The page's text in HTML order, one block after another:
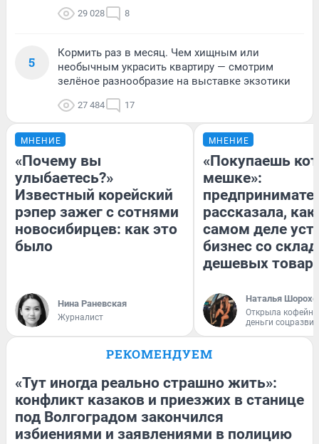
29 028 8
5
Кормить раз в месяц. Чем хищным или
необычным украсить квартиру — смотрим
зелёное разнообразие на выставке экзотики
27 484 17
МНЕНИЕ
«Почему вы
улыбаетесь?»
Известный корейский
рэпер зажег с сотнями
новосибирцев: как это
было
Нина Раневская
Журналист
МНЕНИЕ
«Покупаешь
мешке»:
рассказала, как
самом деле
бизнес со
дешевых
Наталья
Открыла
деньги
РЕКОМЕНДУЕМ
«Тут иногда реально страшно жить»:
конфликт казаков и приезжих в станице
под Волгоградом закончился
избиениями и заявлениями в полицию